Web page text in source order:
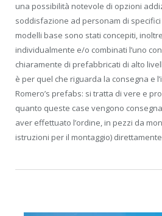
una possibilità notevole di opzioni
soddisfazione ad personam di
modelli base sono stati concepiti,
individualmente e/o combinati l’uno
chiaramente di prefabbricati di alto
è per quel che riguarda la consegna e
Romero’s prefabs: si tratta di vere e
quanto queste case vengono
aver effettuato l’ordine, in pezzi da
istruzioni per il montaggio)